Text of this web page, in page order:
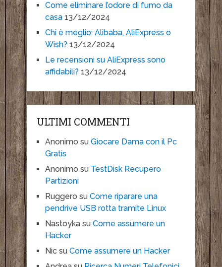
Come eliminare l’odore di fumo da
casa 13/12/2024
Chi è meglio: Alibaba, AliExpress o
Wish? 13/12/2024
Le recensioni su AliExpress sono
affidabili? 13/12/2024
ULTIMI COMMENTI
Anonimo su Giocare Dama con il Pc
Gratis
Anonimo su TestDisk Recupero
Partizioni
Ruggero su Come riparare una
pendrive USB rotta tramite Linux
Nastoykasu Come assumere un
Hacker
Nicsu Come assumere un Hacker